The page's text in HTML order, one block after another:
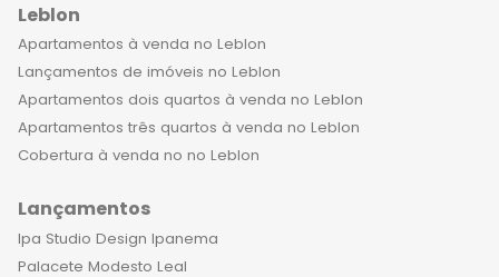
Leblon
Apartamentos à venda no Leblon
Lançamentos de imóveis no Leblon
Apartamentos dois quartos à venda no Leblon
Apartamentos três quartos à venda no Leblon
Cobertura à venda no no Leblon
Lançamentos
Ipa Studio Design Ipanema
Palacete Modesto Leal